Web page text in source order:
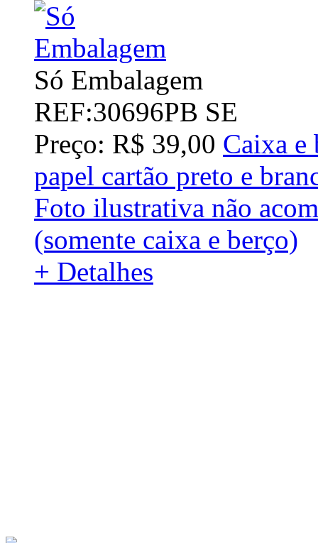
Só Embalagem
REF:30696PB SE
Preço: R$ 39,00 Caixa e
papel cartão preto e
Foto ilustrativa não
(somente caixa e berço)
+ Detalhes